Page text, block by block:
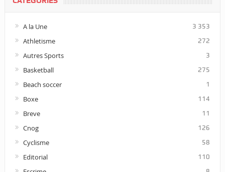
A la Une 3 353
Athletisme 272
Autres Sports 3
Basketball 275
Beach soccer 1
Boxe 114
Breve 11
Cnog 126
Cyclisme 58
Editorial 110